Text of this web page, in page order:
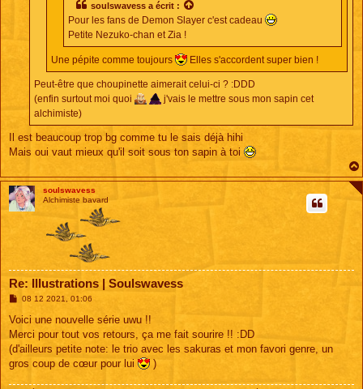
soulswavess a écrit :
Pour les fans de Demon Slayer c'est cadeau
Petite Nezuko-chan et Zia !
Une pépite comme toujours Elles s'accordent super bien !
Peut-être que choupinette aimerait celui-ci ? :DDD
(enfin surtout moi quoi
j'vais le mettre sous mon sapin cet
alchimiste)
Il est beaucoup trop bg comme tu le sais déjà hihi
Mais oui vaut mieux qu'il soit sous ton sapin à toi
soulswavess
Alchimiste bavard
Re: Illustrations | Soulswavess
M
s
a
g
08 12 2021, 01:06
Voici une nouvelle série uwu !!
Merci pour tout vos retours, ça me fait sourire !! :DD
(d'ailleurs petite note: le trio avec les sakuras et mon favori genre, un
gros coup de cœur pour lui
)